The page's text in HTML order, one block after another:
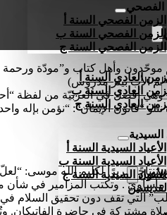
الفصحي
الزمن الفصحي السنة أ
الزمن الفصحي السنة ب
الزمن الفصحي السنة ج
العادي السنة أ
العادي السنة ب
العادي السنة ج
السيدية
الأعياد السيدية السنة أ
الأعياد السيدية السنة ب
الأعياد السيدية السنة ج
وأهل كتاب و”مودّة ورحمة
وهي أفضل في العربيّة من لفظة
مريرًا لكليم الله موسى:
مأساويّ . وتكتب المزامير في
التي تقف دون تحقيق السلام في
مشتركة في حاضرة الفاتيكان.